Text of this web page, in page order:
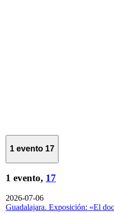
1 evento 17
1 evento, 17
2026-07-06
Guadalajara. Exposición: «El